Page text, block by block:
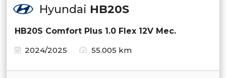
Hyundai HB20S
HB20S Comfort Plus 1.0 Flex 12V Mec.
2024/2025
55.005 km